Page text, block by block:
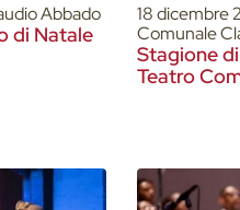
Abbado
di Natale
18 dicembre
Comunale
Stagione
Teatro